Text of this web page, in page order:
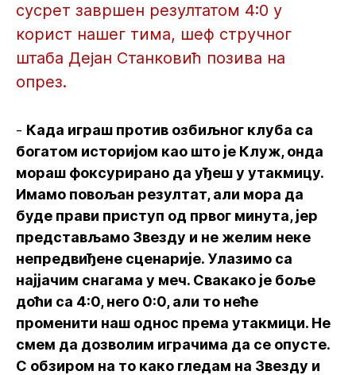
сусрет завршен резултатом 4:0 у
корист нашег тима, шеф стручног
штаба Дејан Станковић позива на
опрез.
- Када играш против озбиљног клуба са
богатом историјом као што је Клуж, онда
мораш фоксурирано да уђеш у утакмицу.
Имамо повољан резултат, али мора да
буде прави приступ од првог минута, јер
представљамо Звезду и не желим неке
непредвиђене сценарије. Улазимо са
најјачим снагама у меч. Свакако је боље
доћи са 4:0, него 0:0, али то неће
променити наш однос према утакмици. Не
смем да дозволим играчима да се опусте.
С обзиром на то како гледам на Звезду и